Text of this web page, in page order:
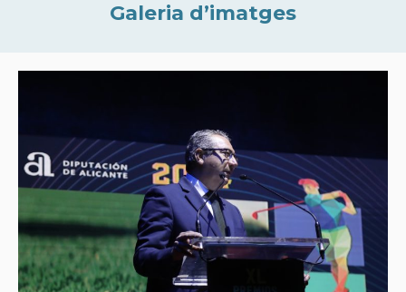
Galeria d’imatges